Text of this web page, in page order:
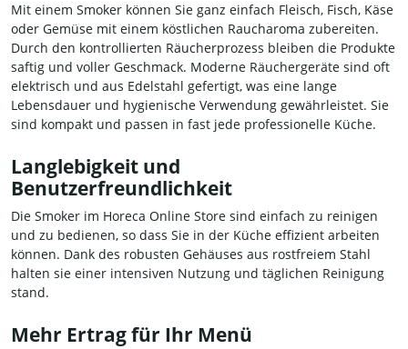
Mit einem Smoker können Sie ganz einfach Fleisch, Fisch, Käse
oder Gemüse mit einem köstlichen Raucharoma zubereiten.
Durch den kontrollierten Räucherprozess bleiben die Produkte
saftig und voller Geschmack. Moderne Räuchergeräte sind oft
elektrisch und aus Edelstahl gefertigt, was eine lange
Lebensdauer und hygienische Verwendung gewährleistet. Sie
sind kompakt und passen in fast jede professionelle Küche.
Langlebigkeit und
Benutzerfreundlichkeit
Die Smoker im Horeca Online Store sind einfach zu reinigen
und zu bedienen, so dass Sie in der Küche effizient arbeiten
können. Dank des robusten Gehäuses aus rostfreiem Stahl
halten sie einer intensiven Nutzung und täglichen Reinigung
stand.
Mehr Ertrag für Ihr Menü